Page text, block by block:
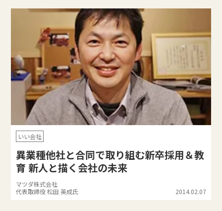
いい会社
異業種他社と合同で取り組む新卒採用＆教
育 新人と描く会社の未来
マツダ株式会社
代表取締役 松田 英成氏
2014.02.07